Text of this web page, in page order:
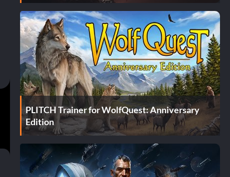
PLITCH Trainer for WolfQuest: Anniversary
Edition